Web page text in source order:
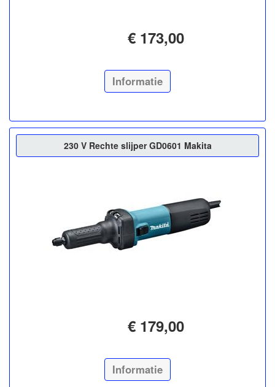
€ 173,00
Informatie
230 V Rechte slijper GD0601 Makita
€ 179,00
Informatie